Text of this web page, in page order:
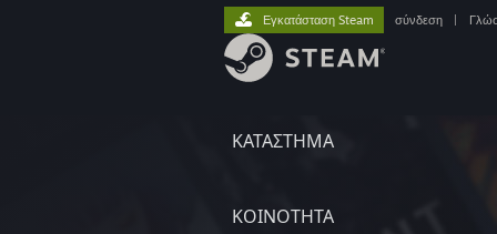
ΚΑΤΑΣΤΗΜΑ
ΚΟΙΝΟΤΗΤΑ
Εγκατάσταση Steam σύνδεση